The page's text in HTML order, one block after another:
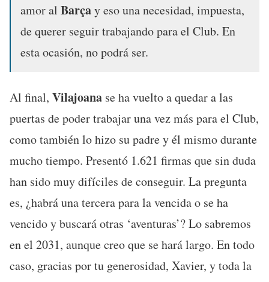
amor al Barçay eso una necesidad, impuesta,
de querer seguir trabajando para el Club. En
esta ocasión, no podrá ser.
Al final, Vilajoana se ha vuelto a quedar a las
puertas de poder trabajar una vez más para el Club,
como también lo hizo su padre y él mismo durante
mucho tiempo. Presentó 1.621 firmas que sin duda
han sido muy difíciles de conseguir. La pregunta
es, ¿habrá una tercera para la vencida o se ha
vencido y buscará otras ‘aventuras’? Lo sabremos
en el 2031, aunque creo que se hará largo. En todo
caso, gracias por tu generosidad, Xavier, y toda la